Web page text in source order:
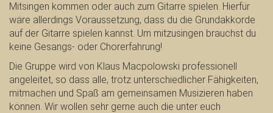
Mitsingen kommen oder auch zum Gitarre spielen. Hierfür
wäre allerdings Voraussetzung, dass du die Grundakkorde
auf der Gitarre spielen kannst. Um mitzusingen brauchst du
keine Gesangs- oder Chorerfahrung!
Die Gruppe wird von Klaus Macpolowski professionell
angeleitet, so dass alle, trotz unterschiedlicher Fähigkeiten,
mitmachen und Spaß am gemeinsamen Musizieren haben
können. Wir wollen sehr gerne auch die unter euch